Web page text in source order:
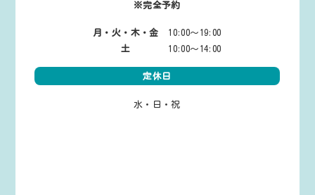
※完全予約
月・火・木・金 10:00～19:00
土
10:00～14:00
定休日
水・日・祝